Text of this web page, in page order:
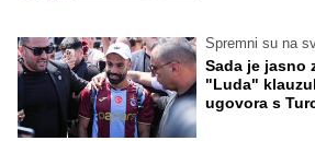
Spremni su na
Sada je jasno
"Luda"
ugovora s